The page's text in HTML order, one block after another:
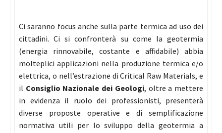
Ci saranno focus anche sulla parte termica ad uso dei
cittadini. Ci si confronterà su come la geotermia
(energia rinnovabile, costante e affidabile) abbia
molteplici applicazioni nella produzione termica e/o
elettrica, o nell’estrazione di Critical Raw Materials, e
il Consiglio Nazionale dei Geologi, oltre a mettere
in evidenza il ruolo dei professionisti, presenterà
diverse proposte operative e di semplificazione
normativa utili per lo sviluppo della geotermia a